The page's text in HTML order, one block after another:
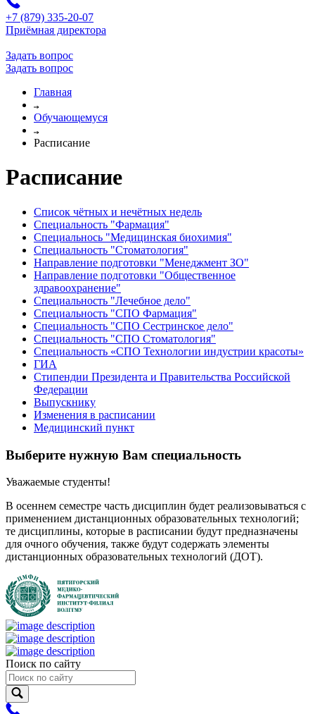
+7 (879) 335-20-07
Приёмная директора
Задать вопрос
Задать вопрос
Главная
Обучающемуся
Расписание
Расписание
Список чётных и нечётных недель
Специальность "Фармация"
Специальнось "Медицинская биохимия"
Специальность "Стоматология"
Направление подготовки "Менеджмент ЗО"
Направление подготовки "Общественное
здравоохранение"
Специальность "Лечебное дело"
Специальность "СПО Фармация"
Специальность "СПО Сестринское дело"
Специальность "СПО Стоматология"
Специальность «СПО Технологии индустрии красоты»
ГИА
Стипендии Президента и Правительства Российской
Федерации
Выпускнику
Изменения в расписании
Медицинский пункт
Выберите нужную Вам специальность
Уважаемые студенты!
В осеннем семестре часть дисциплин будет реализовываться с
применением дистанционных образовательных технологий;
те дисциплины, которые в расписании будут предназначены
для очного обучения, также будут содержать элементы
дистанционных образовательных технологий (ДОТ).
Поиск по сайту